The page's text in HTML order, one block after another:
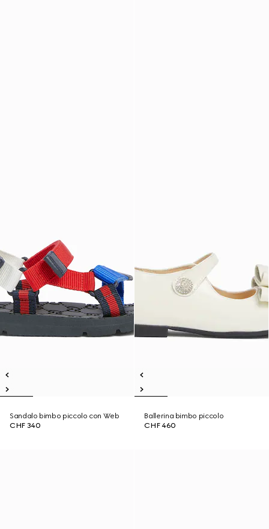
Sandalo bimbo piccolo con Web
CHF 340
Ballerina bimbo piccolo
CHF 460